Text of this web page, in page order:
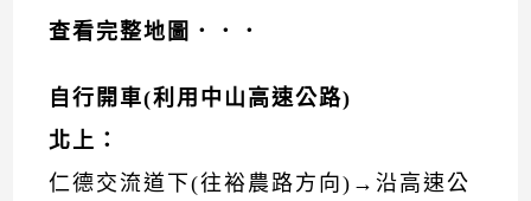
查看完整地圖．．．
自行開車(利用中山高速公路)
北上 ：
仁德交流道下(往裕農路方向)→沿高速公